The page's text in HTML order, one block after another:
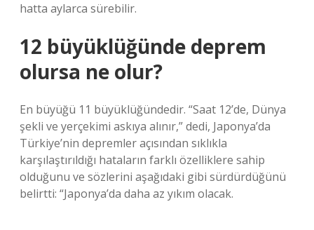
hatta aylarca sürebilir.
12 büyüklüğünde deprem
olursa ne olur?
En büyüğü 11 büyüklüğündedir. “Saat 12’de, Dünya
şekli ve yerçekimi askıya alınır,” dedi, Japonya’da
Türkiye’nin depremler açısından sıklıkla
karşılaştırıldığı hataların farklı özelliklere sahip
olduğunu ve sözlerini aşağıdaki gibi sürdürdüğünü
belirtti: “Japonya’da daha az yıkım olacak.